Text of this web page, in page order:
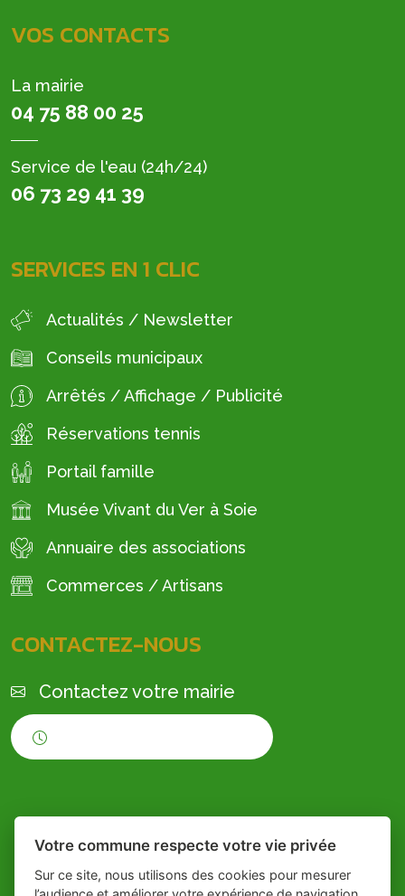
VOS CONTACTS
La mairie
04 75 88 00 25
Service de l'eau (24h/24)
06 73 29 41 39
SERVICES EN 1 CLIC
Actualités / Newsletter
Conseils municipaux
Arrêtés / Affichage / Publicité
Réservations tennis
Portail famille
Musée Vivant du Ver à Soie
Annuaire des associations
Commerces / Artisans
CONTACTEZ-NOUS
Contactez votre mairie
Votre commune respecte votre vie privée
Sur ce site, nous utilisons des cookies pour mesurer